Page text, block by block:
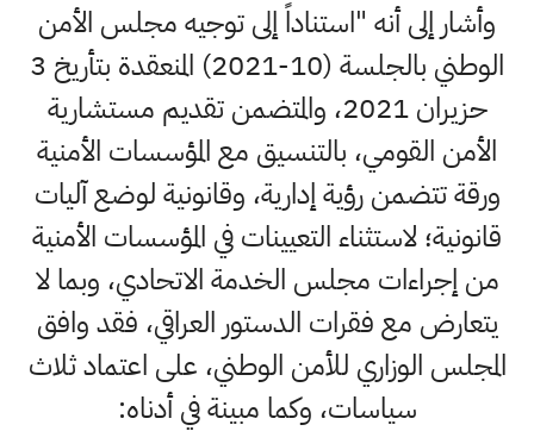
وأشار إلى أنه "استناداً إلى توجيه مجلس الأمن
الوطني بالجلسة (10-2021) المنعقدة بتأريخ 3
حزيران 2021، والمتضمن تقديم مستشارية
الأمن القومي، بالتنسيق مع المؤسسات الأمنية
ورقة تتضمن رؤية إدارية، وقانونية لوضع آليات
قانونية؛ لاستثناء التعيينات في المؤسسات الأمنية
من إجراءات مجلس الخدمة الاتحادي، وبما لا
يتعارض مع فقرات الدستور العراقي، فقد وافق
المجلس الوزاري للأمن الوطني، على اعتماد ثلاث
سياسات، وكما مبينة في أدناه: